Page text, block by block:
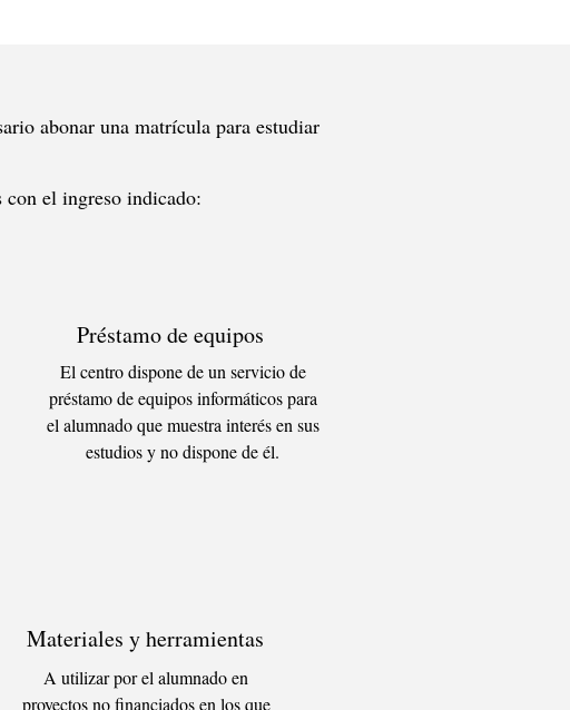
abonar una matrícula para estudiar
con el ingreso indicado:
Préstamo de equipos
El centro dispone de un servicio de
préstamo de equipos informáticos para
el alumnado que muestra interés en sus
estudios y no dispone de él.
Materiales y herramientas
A utilizar por el alumnado en
proyectos no financiados en los que